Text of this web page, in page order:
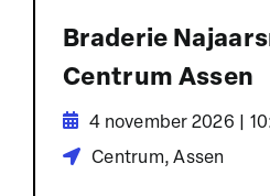
Braderie
Centrum Assen
4 november 2026 |
Centrum, Assen